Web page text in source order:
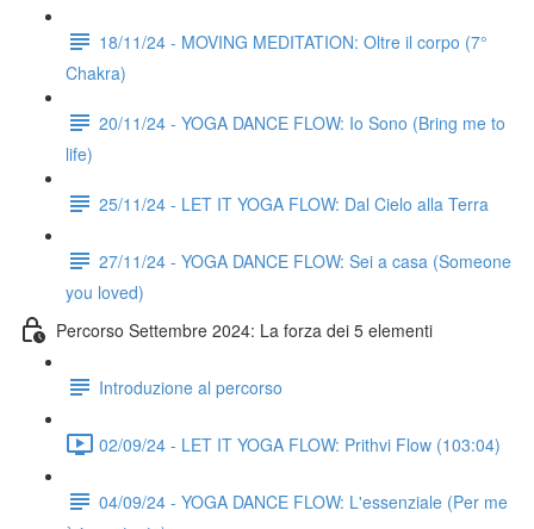
18/11/24 - MOVING MEDITATION: Oltre il corpo (7°
Chakra)
20/11/24 - YOGA DANCE FLOW: Io Sono (Bring me to
life)
25/11/24 - LET IT YOGA FLOW: Dal Cielo alla Terra
27/11/24 - YOGA DANCE FLOW: Sei a casa (Someone
you loved)
Percorso Settembre 2024: La forza dei 5 elementi
Introduzione al percorso
02/09/24 - LET IT YOGA FLOW: Prithvi Flow (103:04)
04/09/24 - YOGA DANCE FLOW: L'essenziale (Per me